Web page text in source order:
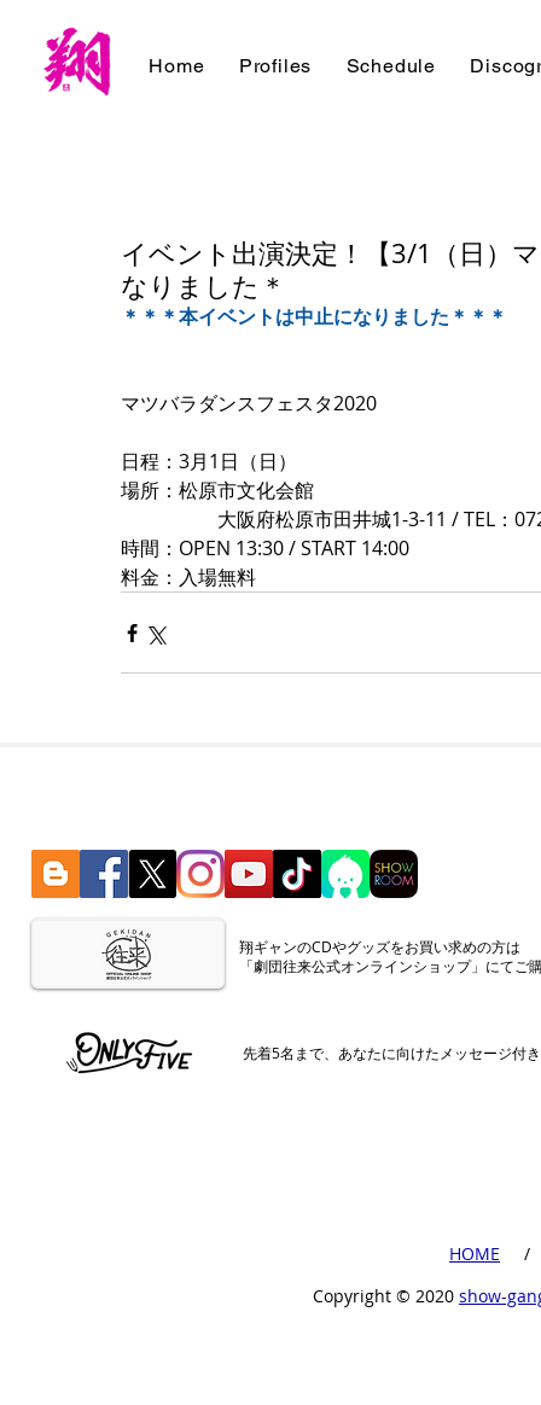
Home Profiles Schedule
イベント出演決定！【3/1（日）
なりました＊
＊＊＊本イベントは中止になりました＊＊＊
マツバラダンスフェスタ2020
日程：3月1日（日）
場所：松原市文化会館
大阪府松原市田井城1-3-11 / TEL：
時間：OPEN 13:30 / START 14:00
料金：入場無料
​翔ギャンのCDやグッズをお買い求めの方は
「劇団往来公式オンラインショップ」にてご
先着5名まで、あなたに向けたメッセージ付
​HOME
​ /
Copyright ©︎ 2020 show-